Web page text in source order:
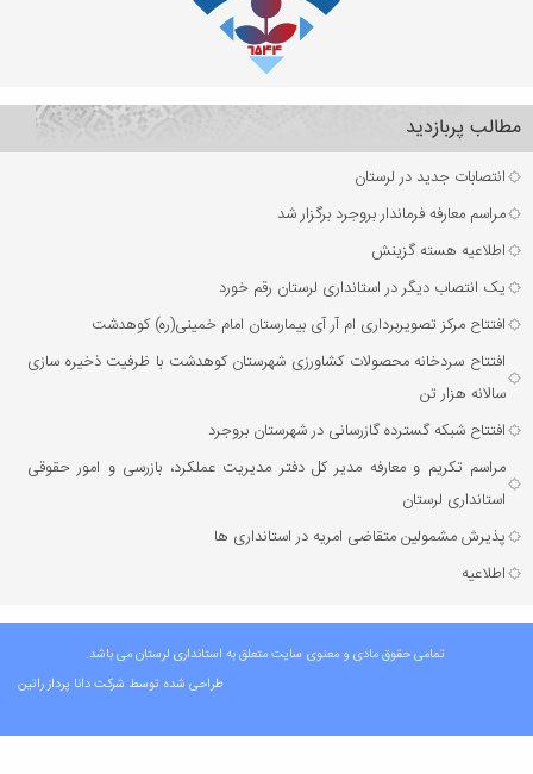
مطالب پربازدید
انتصابات جدید در لرستان
مراسم معارفه فرماندار بروجرد برگزار شد
اطلاعیه هسته گزینش
یک انتصاب دیگر در استانداری لرستان رقم خورد
افتتاح مرکز تصویربرداری ام آر آی بیمارستان امام خمینی(ره) کوهدشت
افتتاح سردخانه محصولات کشاورزی شهرستان کوهدشت با ظرفیت ذخیره‌ سازی
سالانه هزار تن
افتتاح شبکه گسترده گازرسانی در شهرستان بروجرد
مراسم تکریم و معارفه مدیر کل دفتر مدیریت عملکرد، بازرسی و امور حقوقی
استانداری لرستان
پذیرش مشمولین متقاضی امریه در استانداری ها
اطلاعیه
تمامی حقوق مادی و معنوی سایت متعلق به استانداری لرستان می باشد.
طراحی شده توسط شرکتدانا پرداز راتین